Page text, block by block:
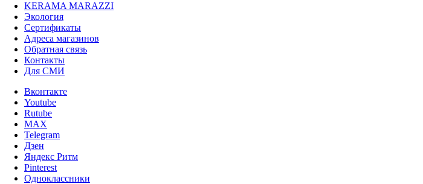
KERAMA MARAZZI
Экология
Сертификаты
Адреса магазинов
Обратная связь
Контакты
Для СМИ
Вконтакте
Youtube
Rutube
MAX
Telegram
Дзен
Яндекс Ритм
Pinterest
Одноклассники